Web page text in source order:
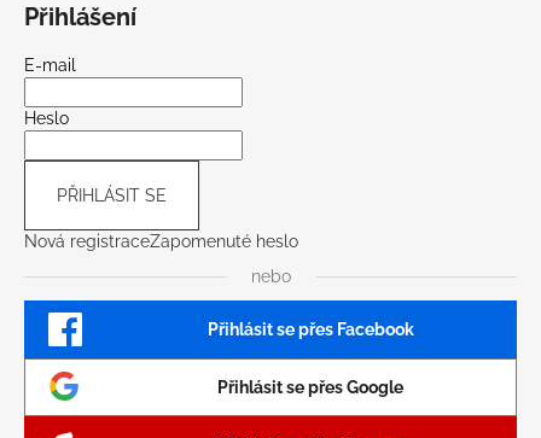
Přihlášení
E-mail
Heslo
PŘIHLÁSIT SE
Nová registraceZapomenuté heslo
nebo
Přihlásit se přes Facebook
Přihlásit se přes Google